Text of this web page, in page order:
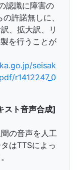
認識に障害の
許諾無しに、
、拡大訳、リ
を行うことが
seisak
r1412247_0
スト音声合成]
の音声を人工
はTTSによっ